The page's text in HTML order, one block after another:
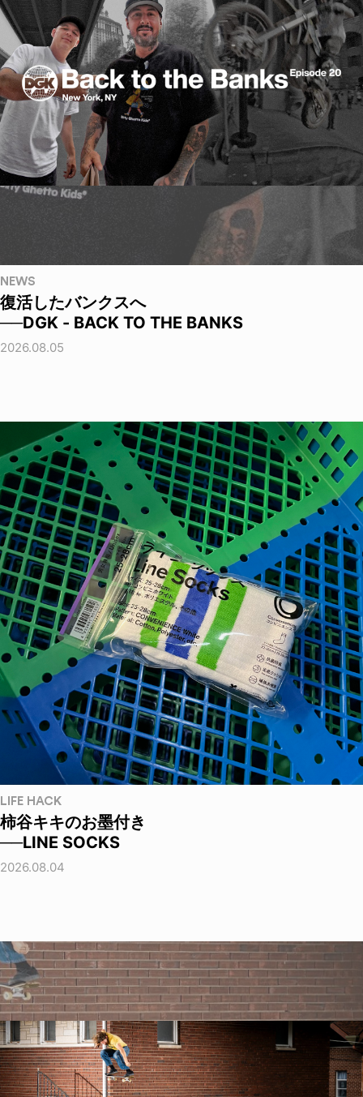
NEWS
復活したバンクスへ
──DGK - BACK TO THE BANKS
2026.08.05
LIFE HACK
柿谷キキのお墨付き
──LINE SOCKS
2026.08.04